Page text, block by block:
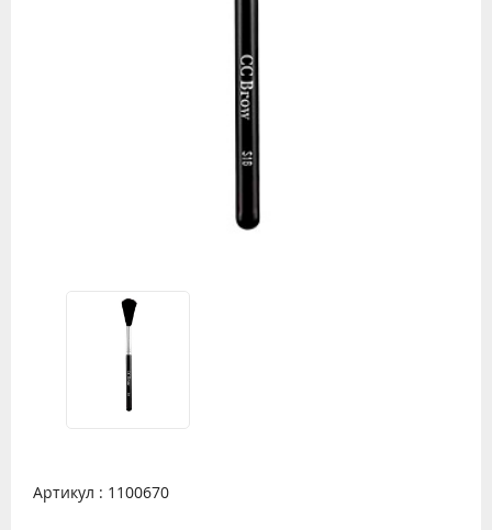
Артикул : 1100670